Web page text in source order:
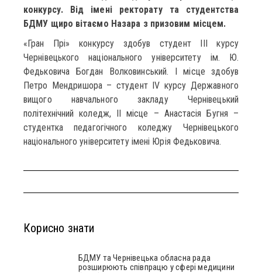
конкурсу.
Від імені ректорату та студентства
БДМУ щиро вітаємо Назара з призовим місцем.
«Гран Прі» конкурсу здобув студент ІІІ курсу
Чернівецького національного університету ім. Ю.
Федьковича Богдан Волковинський. І місце здобув
Петро Мендришора – студент ІV курсу Державного
вищого навчального закладу Чернівецький
політехнічний коледж, ІІ місце – Анастасія Бугня –
студентка педагогічного коледжу Чернівецького
національного університету імені Юрія Федьковича.
Корисно знати
БДМУ та Чернівецька обласна рада
розширюють співпрацю у сфері медицини